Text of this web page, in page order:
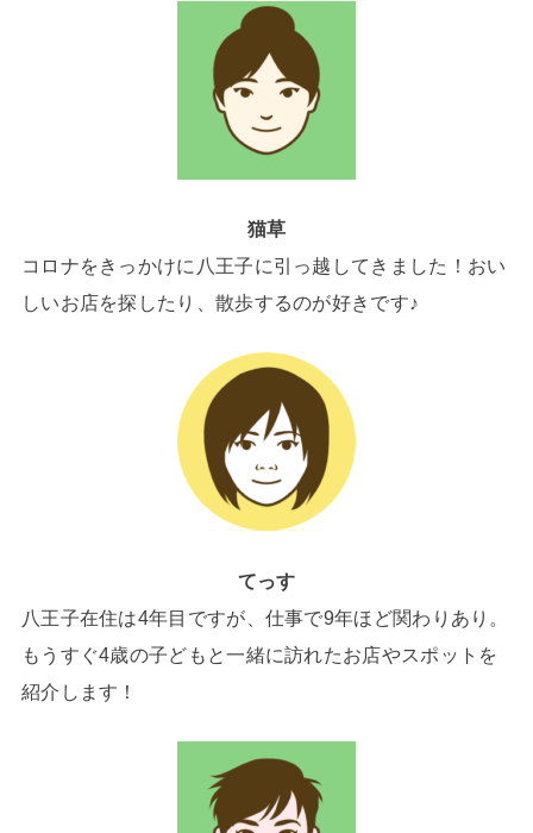
猫草
コロナをきっかけに八王子に引っ越してきました！おい
しいお店を探したり、散歩するのが好きです♪
てっす
八王子在住は4年目ですが、仕事で9年ほど関わりあり。
もうすぐ4歳の子どもと一緒に訪れたお店やスポットを
紹介します！